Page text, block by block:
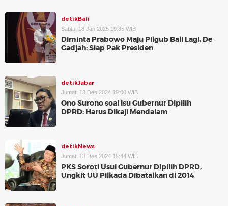
detikBali
Sabtu, 18 Jan 2025 19:35 WIB
Diminta Prabowo Maju Pilgub Bali Lagi, De
Gadjah: Siap Pak Presiden
detikJabar
Jumat, 13 Des 2024 19:00 WIB
Ono Surono soal Isu Gubernur Dipilih
DPRD: Harus Dikaji Mendalam
detikNews
Jumat, 13 Des 2024 15:44 WIB
PKS Soroti Usul Gubernur Dipilih DPRD,
Ungkit UU Pilkada Dibatalkan di 2014